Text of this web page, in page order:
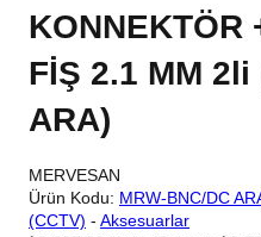
KONNEKTÖR
FİŞ 2.1 MM 2li
ARA)
MERVESAN
Ürün Kodu: MRW-BNC/DC
(CCTV) - Aksesuarlar